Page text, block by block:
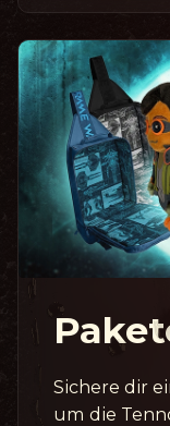
Sichere dir
um die